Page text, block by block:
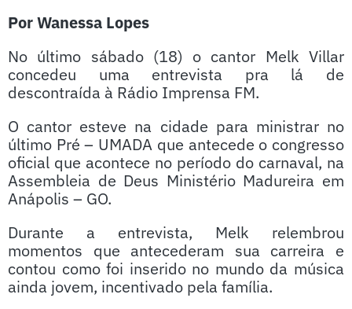
Por Wanessa Lopes
No último sábado (18) o cantor Melk Villar
concedeu uma entrevista pra lá de
descontraída à Rádio Imprensa FM.
O cantor esteve na cidade para ministrar no
último Pré – UMADA que antecede o congresso
oficial que acontece no período do carnaval, na
Assembleia de Deus Ministério Madureira em
Anápolis – GO.
Durante a entrevista, Melk relembrou
momentos que antecederam sua carreira e
contou como foi inserido no mundo da música
ainda jovem, incentivado pela família.